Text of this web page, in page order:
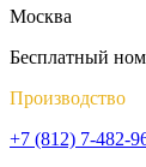
Москва
Бесплатный
Производство
+7 (812) 7-482-